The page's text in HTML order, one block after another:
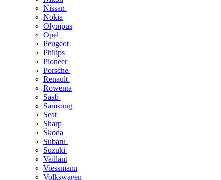
Nissan
Nokia
Olympus
Opel
Peugeot
Philips
Pioneer
Porsche
Renault
Rowenta
Saab
Samsung
Seat
Sharp
Škoda
Subaru
Suzuki
Vaillant
Viessmann
Volkswagen